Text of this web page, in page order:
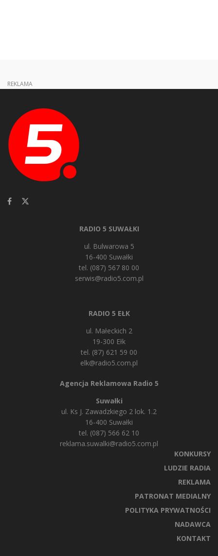
REKLAMA
RADIO 5 SUWAŁKI
ul. Bulwarowa 5
16-400 Suwałki
tel. (087) 567 80 00
serwis@radio5.com.pl
RADIO 5 EŁK
ul. Małeckich 2
19-300 Ełk
tel. (87) 621 59 00
elk@radio5.com.pl
Agencja Reklamowa Radio 5
Suwałki
ul. Ks J. Zawadzkiego 2 lok. 1.2
16-400 Suwałki
tel. (087) 566 62 10
reklama.suwalki@radio5.com.pl
KONKURSY
LUDZIE RADIA
REKLAMA
PATRONAT MEDIALNY
POLITYKA PRYWATNOŚCI
NADAWCA
KONTAKT